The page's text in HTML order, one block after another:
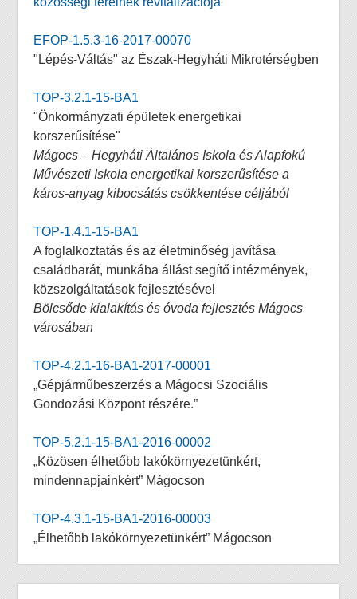
EFOP-1.5.3-16-2017-00070
"Lépés-Váltás" az Észak-Hegyháti Mikrotérségben
TOP-3.2.1-15-BA1
"Önkormányzati épületek energetikai
korszerűsítése"
Mágocs – Hegyháti Általános Iskola és Alapfokú
Művészeti Iskola energetikai korszerűsítése a
káros-anyag kibocsátás csökkentése céljából
TOP-1.4.1-15-BA1
A foglalkoztatás és az életminőség javítása
családbarát, munkába állást segítő intézmények,
közszolgáltatások fejlesztésével
Bölcsőde kialakítás és óvoda fejlesztés Mágocs
városában
TOP-4.2.1-16-BA1-2017-00001
„Gépjárműbeszerzés a Mágocsi Szociális
Gondozási Központ részére.”
TOP-5.2.1-15-BA1-2016-00002
„Közösen élhetőbb lakókörnyezetünkért,
mindennapjainkért” Mágocson
TOP-4.3.1-15-BA1-2016-00003
„Élhetőbb lakókörnyezetünkért” Mágocson